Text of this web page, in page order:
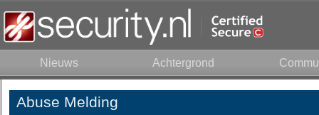
Nieuws Achtergrond
Abuse Melding